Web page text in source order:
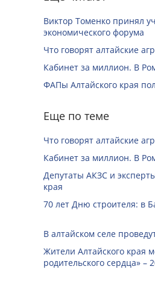
Виктор Томенко принял
экономического форума
Что говорят алтайские
Кабинет за миллион. В
ФАПы Алтайского края
Еще по теме
Что говорят алтайские
Кабинет за миллион. В
Депутаты АКЗС и
края
70 лет Дню строителя: в
В алтайском селе
Жители Алтайского края
родительского сердца» –